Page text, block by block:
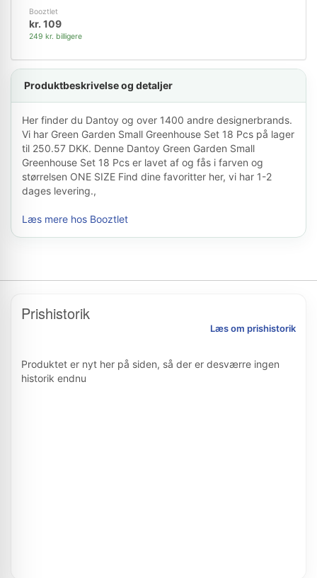
Booztlet
kr. 109
249 kr. billigere
Produktbeskrivelse og detaljer
Her finder du Dantoy og over 1400 andre designerbrands.
Vi har Green Garden Small Greenhouse Set 18 Pcs på lager
til 250.57 DKK. Denne Dantoy Green Garden Small
Greenhouse Set 18 Pcs er lavet af og fås i farven og
størrelsen ONE SIZE Find dine favoritter her, vi har 1-2
dages levering.,
Læs mere hos Booztlet
Prishistorik
Læs om prishistorik
Produktet er nyt her på siden, så der er desværre ingen
historik endnu